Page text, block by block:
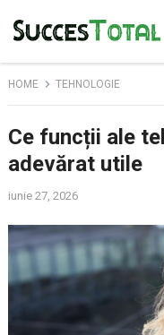
HOME TEHNOLOGIE
Ce funcții ale
adevărat utile
iunie 27, 2026